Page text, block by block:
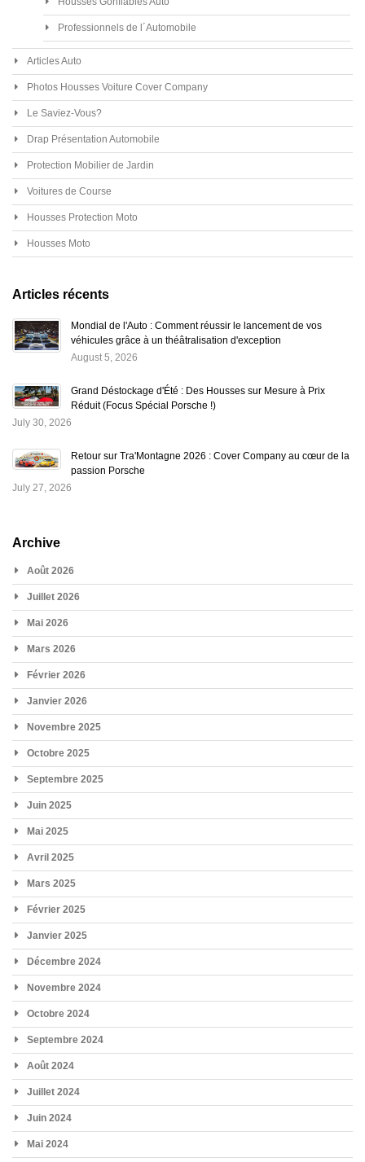
Professionnels de l´Automobile
Articles Auto
Photos Housses Voiture Cover Company
Le Saviez-Vous?
Drap Présentation Automobile
Protection Mobilier de Jardin
Voitures de Course
Housses Protection Moto
Housses Moto
Articles récents
Mondial de l'Auto : Comment réussir le lancement de vos
véhicules grâce à un théâtralisation d'exception
August 5, 2026
Grand Déstockage d'Été : Des Housses sur Mesure à Prix
Réduit (Focus Spécial Porsche !)
July 30, 2026
Retour sur Tra'Montagne 2026 : Cover Company au cœur de la
passion Porsche
July 27, 2026
Archive
Août 2026
Juillet 2026
Mai 2026
Mars 2026
Février 2026
Janvier 2026
Novembre 2025
Octobre 2025
Septembre 2025
Juin 2025
Mai 2025
Avril 2025
Mars 2025
Février 2025
Janvier 2025
Décembre 2024
Novembre 2024
Octobre 2024
Septembre 2024
Août 2024
Juillet 2024
Juin 2024
Mai 2024